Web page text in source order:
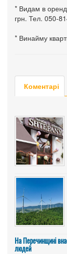
* Видам в
грн. Тел. 050-
* Винайму
Коментарі
На Перечинщині
людей